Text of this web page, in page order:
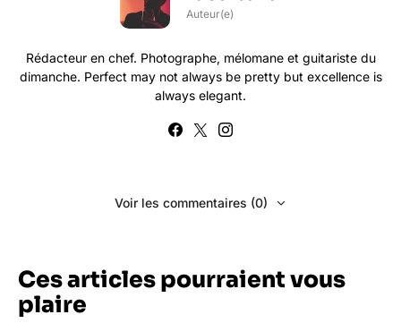
Auteur(e)
Rédacteur en chef. Photographe, mélomane et guitariste du
dimanche. Perfect may not always be pretty but excellence is
always elegant.
Voir les commentaires (0)
Ces articles pourraient vous
plaire